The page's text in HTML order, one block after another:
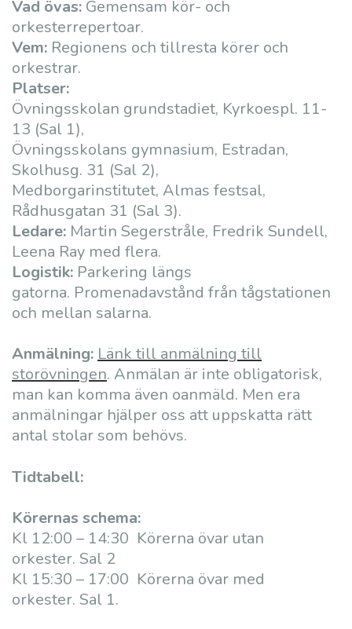
Vad övas: Gemensam kör- och
orkesterrepertoar.
Vem: Regionens och tillresta körer och
orkestrar.
Platser:
Övningsskolan grundstadiet, Kyrkoespl. 11-
13 (Sal 1),
Övningsskolans gymnasium, Estradan,
Skolhusg. 31 (Sal 2),
Medborgarinstitutet, Almas festsal,
Rådhusgatan 31 (Sal 3).
Ledare: Martin Segerstråle, Fredrik Sundell,
Leena Ray med flera.
Logistik: Parkering längs
gatorna. Promenadavstånd från tågstationen
och mellan salarna.
Anmälning:Länk till anmälning till
storövningen. Anmälan är inte obligatorisk,
man kan komma även oanmäld. Men era
anmälningar hjälper oss att uppskatta rätt
antal stolar som behövs.
Tidtabell:
Körernas schema:
Kl 12:00 – 14:30 Körerna övar utan
orkester. Sal 2
Kl 15:30 – 17:00 Körerna övar med
orkester. Sal 1.